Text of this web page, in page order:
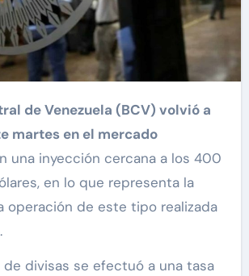
martes en el mercado
una inyección cercana a los 400
en lo que representa la
operación de este tipo realizada
de divisas se efectuó a una tasa